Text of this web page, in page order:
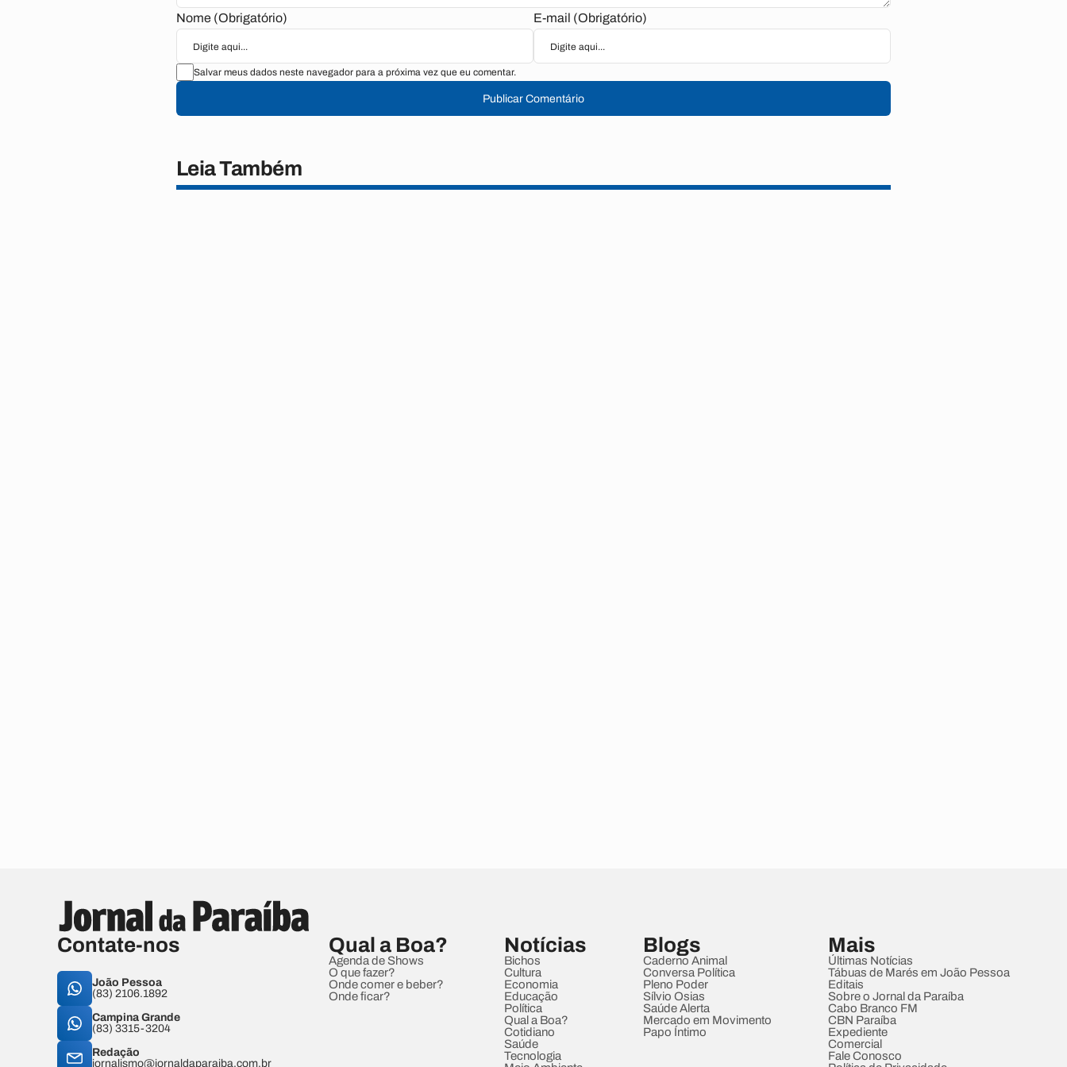
Nome (Obrigatório) E-mail (Obrigatório)
Salvar meus dados neste navegador para a próxima vez que eu comentar.
Publicar Comentário
Leia Também
Contate-nos
João Pessoa
(83) 2106.1892
Campina Grande
(83) 3315-3204
Redação
jornalismo@jornaldaparaiba.com.br
Qual a Boa?
Agenda de Shows
O que fazer?
Onde comer e beber?
Onde ficar?
Notícias
Bichos
Cultura
Economia
Educação
Política
Qual a Boa?
Cotidiano
Saúde
Tecnologia
Blogs
Caderno Animal
Conversa Política
Pleno Poder
Sílvio Osias
Saúde Alerta
Mercado em Movimento
Papo Íntimo
Mais
Últimas Notícias
Tábuas de Marés em João Pessoa
Editais
Sobre o Jornal da Paraíba
Cabo Branco FM
CBN Paraíba
Expediente
Comercial
Fale Conosco